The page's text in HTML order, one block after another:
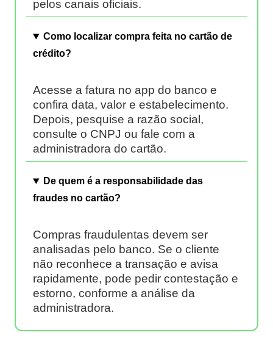
pelos canais oficiais.
Como localizar compra feita no cartão de
crédito?
Acesse a fatura no app do banco e
confira data, valor e estabelecimento.
Depois, pesquise a razão social,
consulte o CNPJ ou fale com a
administradora do cartão.
De quem é a responsabilidade das
fraudes no cartão?
Compras fraudulentas devem ser
analisadas pelo banco. Se o cliente
não reconhece a transação e avisa
rapidamente, pode pedir contestação e
estorno, conforme a análise da
administradora.